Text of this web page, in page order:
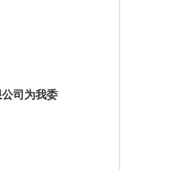
司为我委